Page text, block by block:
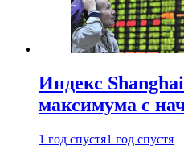
Индекс
максимума с
1 год спустя1 год спустя